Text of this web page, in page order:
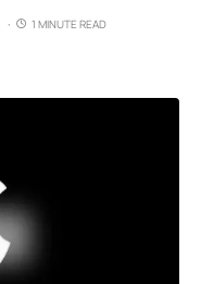
1 MINUTE READ